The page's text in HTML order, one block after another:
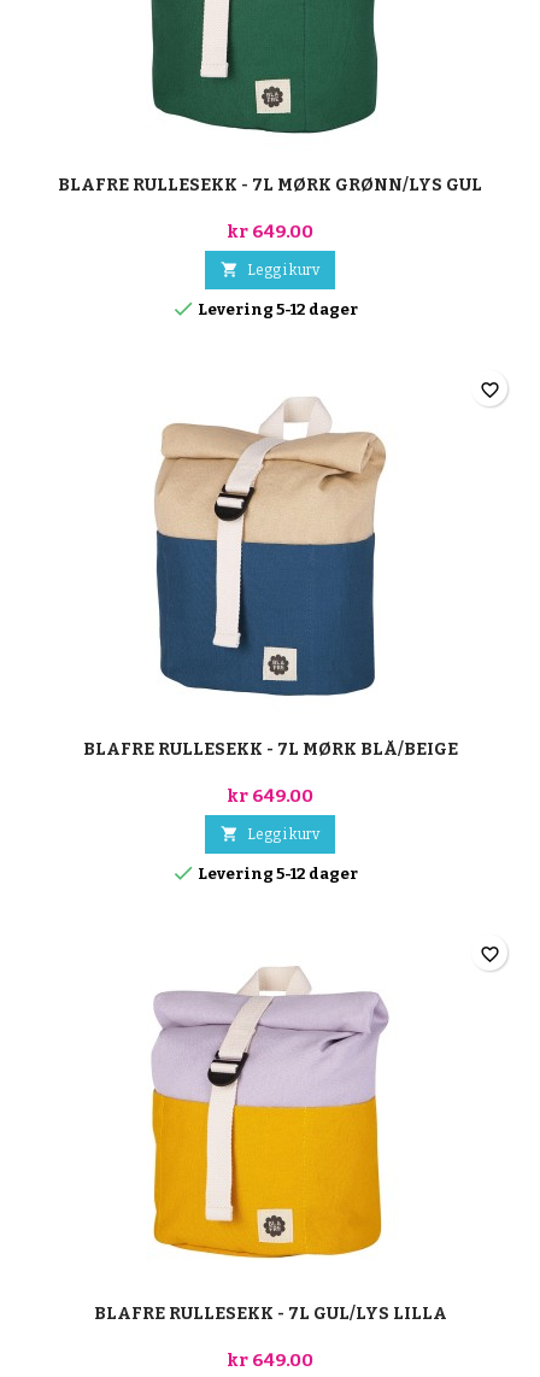
BLAFRE RULLESEKK - 7L MØRK GRØNN/LYS GUL
kr 649.00
 Legg i kurv
 Levering 5-12 dager
BLAFRE RULLESEKK - 7L MØRK BLÅ/BEIGE
kr 649.00
 Legg i kurv
 Levering 5-12 dager
favorite_border
BLAFRE RULLESEKK - 7L GUL/LYS LILLA
kr 649.00
favorite_border